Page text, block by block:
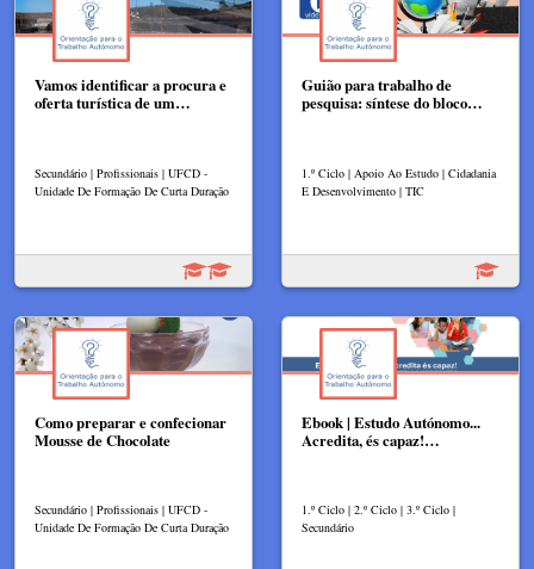
Vamos identificar a procura e
oferta turística de um…
Secundário | Profissionais | UFCD -
Unidade De Formação De Curta Duração
Guião para trabalho de
pesquisa: síntese do bloco…
1.º Ciclo | Apoio Ao Estudo | Cidadania
E Desenvolvimento | TIC
Como preparar e confecionar
Mousse de Chocolate
Secundário | Profissionais | UFCD -
Unidade De Formação De Curta Duração
Ebook | Estudo Autónomo...
Acredita, és capaz!…
1.º Ciclo | 2.º Ciclo | 3.º Ciclo |
Secundário